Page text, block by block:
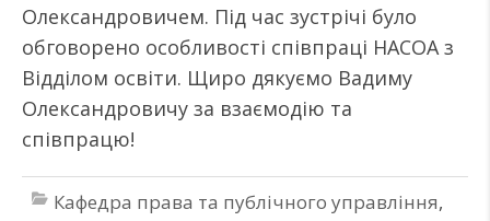
Олександровичем. Під час зустрічі було
обговорено особливості співпраці НАСОА з
Відділом освіти. Щиро дякуємо Вадиму
Олександровичу за взаємодію та
співпрацю!
Кафедра права та публічного управління,